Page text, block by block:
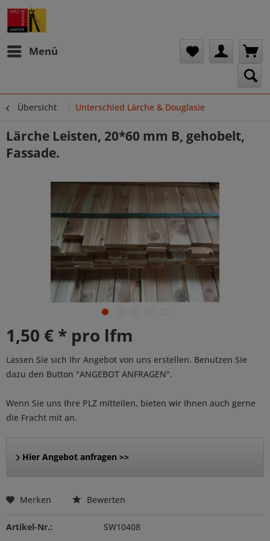
Menü
Übersicht Unterschied Lärche & Douglasie
Lärche Leisten, 20*60 mm B, gehobelt,
Fassade.
1,50 € * pro lfm
Lassen Sie sich Ihr Angebot von uns erstellen. Benutzen Sie
dazu den Button "ANGEBOT ANFRAGEN".
Wenn Sie uns Ihre PLZ mitteilen, bieten wir Ihnen auch gerne
die Fracht mit an.
Hier Angebot anfragen >>
Merken Bewerten
Artikel-Nr.: SW10408